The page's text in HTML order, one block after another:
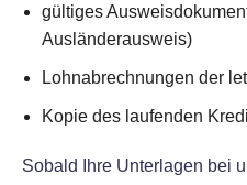
gültiges
Ausländerausweis)
Lohnabrechnungen der
Kopie des laufenden
Sobald Ihre Unterlagen bei